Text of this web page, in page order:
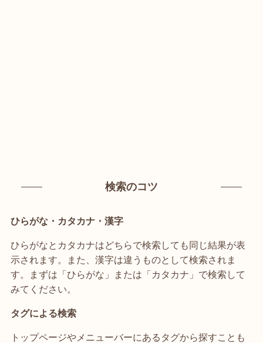
検索のコツ
ひらがな・カタカナ・漢字
ひらがなとカタカナはどちらで検索しても同じ結果が表
示されます。また、漢字は違うものとして検索されま
す。まずは「ひらがな」または「カタカナ」で検索して
みてください。
タグによる検索
トップページやメニューバーにあるタグから探すことも